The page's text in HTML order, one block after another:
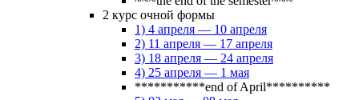
2 курс очной формы
1) 4 апреля — 10 апреля
2) 11 апреля — 17 апреля
3) 18 апреля — 24 апреля
4) 25 апреля — 1 мая
***********end of April**********